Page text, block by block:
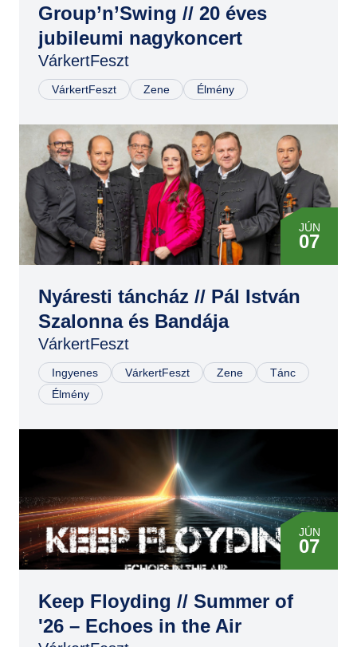
Group’n’Swing // 20 éves
jubileumi nagykoncert
VárkertFeszt
VárkertFeszt Zene Élmény
JÚN
07
Nyáresti táncház // Pál István
Szalonna és Bandája
VárkertFeszt
Ingyenes VárkertFeszt Zene
Tánc
Élmény
JÚN
07
Keep Floyding // Summer of
'26 – Echoes in the Air